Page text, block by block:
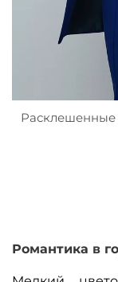
Романтика в